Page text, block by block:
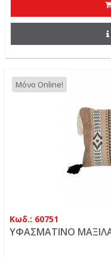
Μόνο Online!
Κωδ.: 60751
ΥΦΑΣΜΑΤΙΝΟ